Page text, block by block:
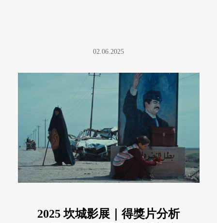
02.06.2025
2025 坎城影展｜得獎片分析